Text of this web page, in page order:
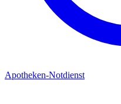
Apotheken-Notdienst